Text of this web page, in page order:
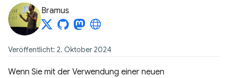
Bramus
Veröffentlicht: 2. Oktober 2024
Wenn Sie mit der Verwendung einer neuen